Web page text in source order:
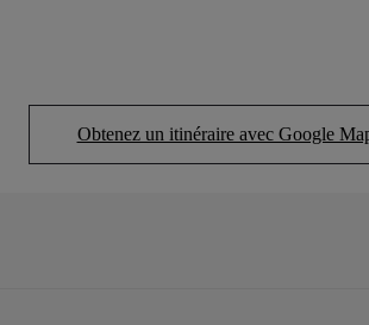
Obtenez un itinéraire avec Google
(Opens in new